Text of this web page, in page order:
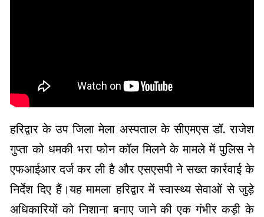
हरिद्वार के उप जिला मेला अस्पताल के सीएमएस डॉ. राजेश
गुप्ता को धमकी भरा फोन कॉल मिलने के मामले में पुलिस ने
एफआईआर दर्ज कर ली है और एसएसपी ने सख्त कार्रवाई के
निर्देश दिए हैं।यह मामला हरिद्वार में स्वास्थ्य सेवाओं से जुड़े
अधिकारियों को निशाना बनाए जाने की एक गंभीर कड़ी के